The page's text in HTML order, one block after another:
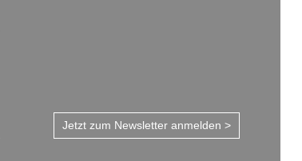
Jetzt zum Newsletter anmelden >